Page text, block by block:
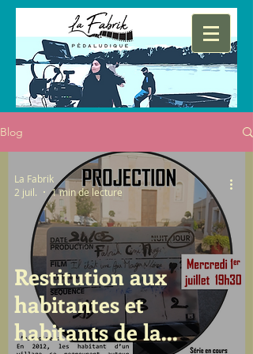
Blog
Restitution aux
habitantes et
habitants de la
La Fabrik
2 juil.
1 min de lecture